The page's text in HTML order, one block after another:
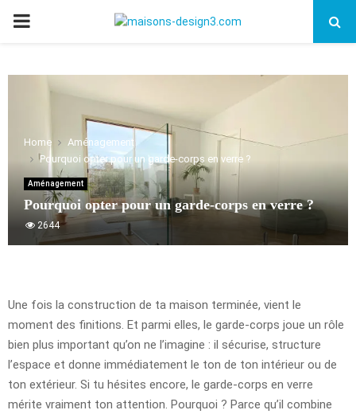
PRIMARY
Home
Aménagement
Pourquoi opter pour un garde-corps en verre ?
Aménagement
Pourquoi opter pour un garde-corps en verre ?
2644
Une fois la construction de ta maison terminée, vient le
moment des finitions. Et parmi elles, le garde-corps joue un rôle
bien plus important qu’on ne l’imagine : il sécurise, structure
l’espace et donne immédiatement le ton de ton intérieur ou de
ton extérieur. Si tu hésites encore, le garde-corps en verre
mérite vraiment ton attention. Pourquoi ? Parce qu’il combine